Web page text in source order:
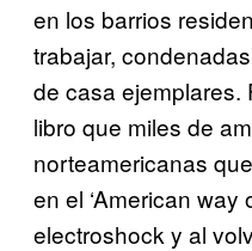
en los barrios
trabajar,
de casa ejemplares.
libro que miles de
norteamericanas
en el ‘American way
electroshock y al